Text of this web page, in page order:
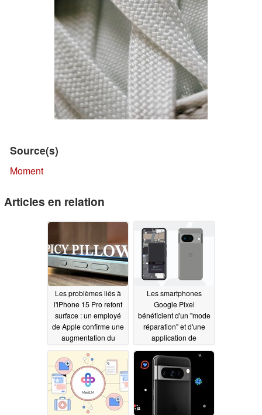
Source(s)
Moment
Articles en relation
Les problèmes liés à
l'iPhone 15 Pro refont
surface : un employé
de Apple confirme une
augmentation du
nombre de défauts sur
les smartphones haut
de gamme en titane
12/22/2023
Les smartphones
Google Pixel
bénéficient d'un "mode
réparation" et d'une
application de
diagnostic12/19/2023